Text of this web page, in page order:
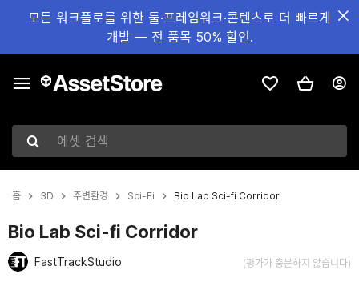
모든 워크플로를 위한 툴·프레임워크·콘텐츠로 더 빠르게
개발 — 전 품목 50% 할인.
에셋 검색
홈 3D 주변환경 Sci-Fi Bio Lab Sci-fi Corridor
Bio Lab Sci-fi Corridor
FastTrackStudio (평가가 충분하지 않습니다)